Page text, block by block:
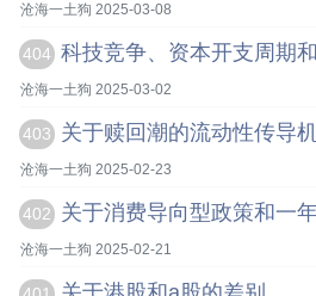
沧海一土狗 2025-03-08
404 科技竞争、资本开支周期
沧海一土狗 2025-03-02
403 关于赎回潮的流动性传导
沧海一土狗 2025-02-23
402 关于消费导向型政策和一
沧海一土狗 2025-02-21